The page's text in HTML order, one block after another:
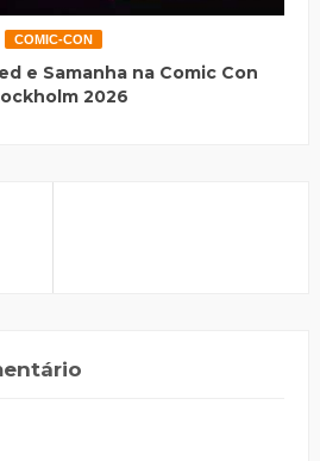
COMIC-CON
e Samanha na Comic Con
2026